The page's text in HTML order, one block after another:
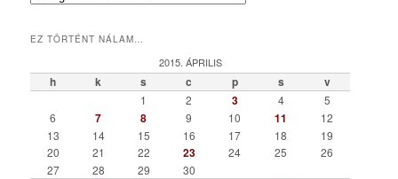
e
r
EZ TÖRTÉNT NÁLAM…
2015. ÁPRILIS
h k s c p s v
1 2 3 4
5
6
7 8 9 10 11
12
13
14 15 16 17 18
19
20
21 22 23 24 25
26
27
28 29 30